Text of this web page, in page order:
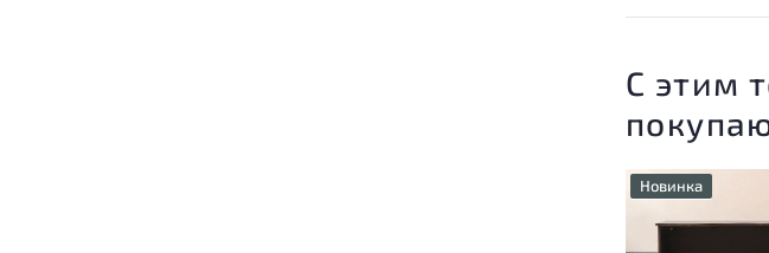
С этим
Новинка
У товара
незначительные